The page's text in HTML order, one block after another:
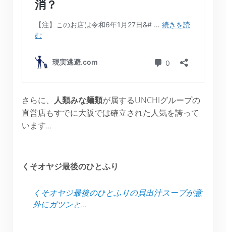
さらに、 人類みな麺類が属するUNCHIグループの
直営店もすでに大阪では確立された人気を誇って
います…
くそオヤジ最後のひとふり
くそオヤジ最後のひとふりの貝出汁スープが意
外にガツンと…